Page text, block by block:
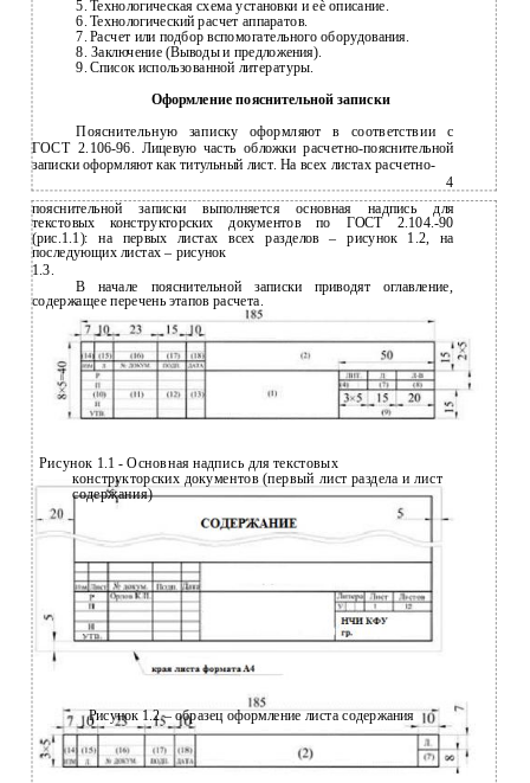
5. Технологическая схема установки и еѐ описание.
6. Технологический расчет аппаратов.
7. Расчет или подбор вспомогательного оборудования.
8. Заключение (Выводы и предложения).
9. Список использованной литературы.
Оформление пояснительной записки
Пояснительную записку оформляют в соответствии с
ГОСТ2.106-96. Лицевую часть обложки расчетно-пояснительной
записки оформляют как титульный лист. На всех листах расчетно-
4
пояснительной записки выполняется основная надпись для
текстовых конструкторских документов по ГОСТ 2.104.-90
(рис.1.1): на первых листах всех разделов – рисунок 1.2, на
последующих листах – рисунок
1.3.
В начале пояснительной записки приводят оглавление,
содержащее перечень этапов расчета.
Рисунок 1.1 - Основная надпись для текстовых
конструкторских документов (первый лист раздела и лист
содержания)
Рисунок 1.2 – образец оформление листа содержания